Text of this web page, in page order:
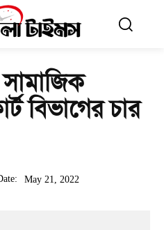
বিভাগের চার
May 21, 2022